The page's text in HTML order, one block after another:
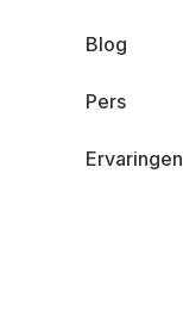
Blog
Pers
Ervaringen